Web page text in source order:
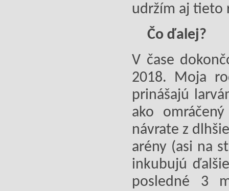
udržím aj tieto
Čo ďalej?
V čase
2018. Moja
prinášajú
ako
návrate z
arény (asi na
inkubujú
posledné 3